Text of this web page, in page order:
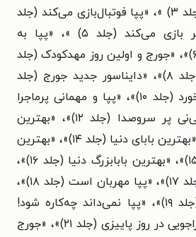
دندان‌پزشکی می‌رود (جلد ۳) »، «پپا فوتبال‌بازی می‌کند (جلد
۴)»، «پپا با کامپیوتر بازی می‌کند (جلد ۵) »، «پپا به
آکواریوم می‌‌رود (جلد ۶)»، «جورج و اولین روز مهدکودک (جلد
۷)»، «بادکنک جورج (جلد ۸)»، «دایناسور جدید جورج (جلد
۹)»، «جورج سرما می‌خورد (جلد ۱۰)»، «پپا و مهمانی پرماجرا
(جلد ۱۱)»، «جورج و نی‌نی پر سروصدا (جلد ۱۲)»، «بهترین
مامان دنیا (جلد ۱۳)»، «بهترین بابای دنیا (جلد ۱۴)»، «بهترین
مامان‌بزرگ دنیا (جلد ۱۵)»، «بهترین بابابزرگ دنیا (جلد ۱۶)»،
«بهترین دوست پپا (جلد ۱۷)»، «پپا مهربان است (جلد ۱۸)»،
«پپا به فضا می‌رود (جلد ۱۹)»، «پپا نمی‌داند چه‌کاره شود!
(جلد ۲۰)»، «پپا و ماجراجویی در روز پاییزی (جلد ۲۱)»، «جورج